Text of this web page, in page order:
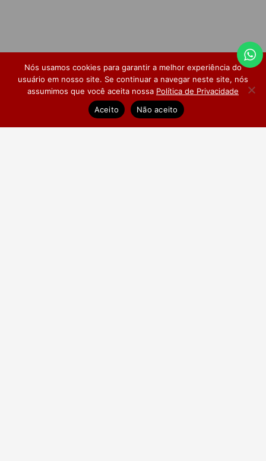
Pesquisa de Satisfação
Nós usamos cookies para garantir a melhor experiência do
usuário em nosso site. Se continuar a navegar neste site, nós
assumimos que você aceita nossa Política de Privacidade
Aceito
Não aceito